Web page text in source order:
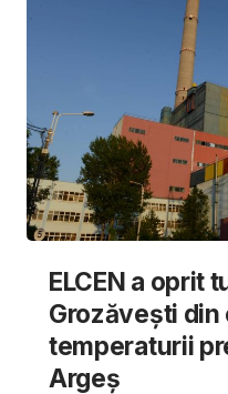
ELCEN a oprit
Grozăvești din
temperaturii
Argeș